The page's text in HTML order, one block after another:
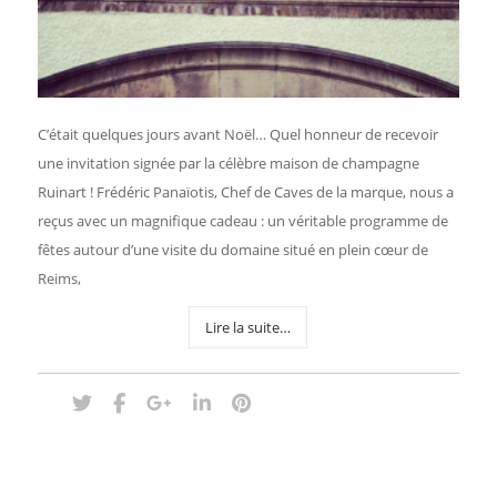
C’était quelques jours avant Noël… Quel honneur de recevoir
une invitation signée par la célèbre maison de champagne
Ruinart ! Frédéric Panaïotis, Chef de Caves de la marque, nous a
reçus avec un magnifique cadeau : un véritable programme de
fêtes autour d’une visite du domaine situé en plein cœur de
Reims,
Lire la suite…